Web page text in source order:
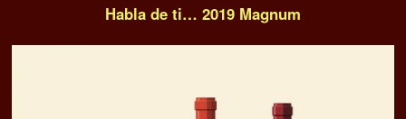
Habla de ti… 2019 Magnum